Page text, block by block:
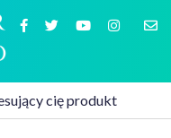
cię produkt